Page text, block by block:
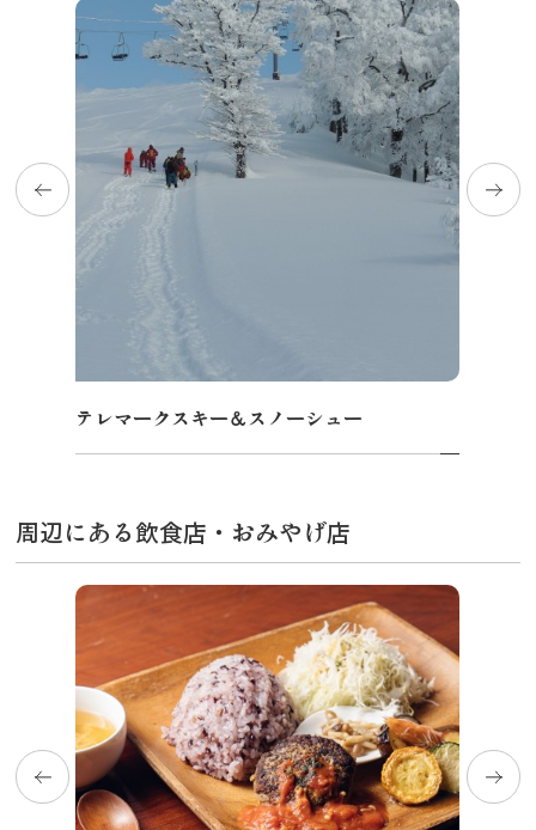
テレマークスキー＆スノーシュー
周辺にある飲食店・おみやげ店